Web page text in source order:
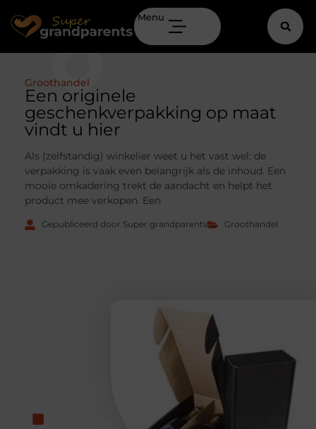
Menu
Groothandel
Een originele
geschenkverpakking op maat
vindt u hier
Als (zelfstandig) winkelier weet u het vast wel: de
verpakking is vaak even belangrijk als de inhoud. Een
mooie omkadering trekt de aandacht en helpt het
product mee verkopen. Een
Gepubliceerd door Super grandparents Groothandel